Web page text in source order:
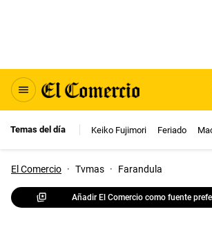
Temas del día Keiko Fujimori Feriado
El Comercio · Tvmas · Farandula
Añadir El Comercio como fuente